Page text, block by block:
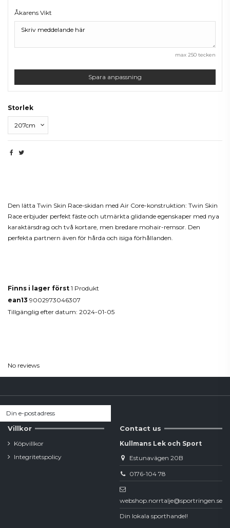
Åkarens Vikt
max 250 tecken
Spara anpassning
Storlek
Den lätta Twin Skin Race-skidan med Air Core-konstruktion: Twin Skin
Race erbjuder perfekt fäste och utmärkta glidande egenskaper med nya
karaktärsdrag och två kortare, men bredare mohair-remsor. Den
perfekta partnern även för hårda och isiga förhållanden.
Finns i lager först 1 Produkt
ean13 9002973046307
Tillgänglig efter datum: 2024-01-05
No reviews
Villkor
Köpvillkor
Integritetspolicy
Contact us
Kullmans Lek och Sport
Estunavägen 20B
0176-104 78
webshop.norrtalje@sportringen.se
Din lokala sporthandel!